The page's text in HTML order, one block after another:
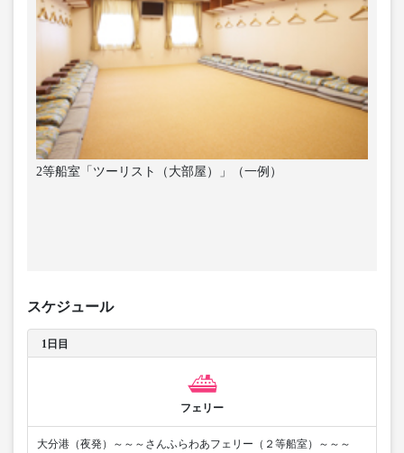
2等船室「ツーリスト（大部屋）」（一例）
スケジュール
1日目
フェリー
大分港（夜発）～～～さんふらわあフェリー（２等船室）～～～